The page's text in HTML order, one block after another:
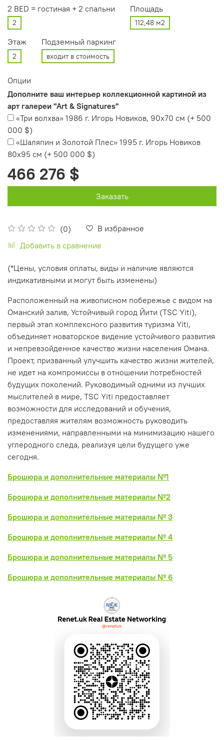
(0)
В избранное
Добавить в сравнение
2 BED = гостиная + 2 спальни
2
Площадь
112,48 м2
Этаж
2
Подземный паркинг
входит в стоимость
Опции
Дополните ваш интерьер коллекционной картиной из
арт галереи "Art & Signatures"
«Три волхва» 1986 г. Игорь Новиков, 90х70 см (+ 500
000 $)
«Шаляпин и Золотой Плес» 1995 г. Игорь Новиков
80х95 см (+ 500 000 $)
466 276 $
Заказать
(*Цены, условия оплаты, виды и наличие являются
индикативными и могут быть изменены)
Расположенный на живописном побережье с видом на
Оманский залив, Устойчивый город Йити (TSC Yiti),
первый этап комплексного развития туризма Yiti,
объединяет новаторское видение устойчивого развития
и непревзойденное качество жизни населения Омана.
Проект, призванный улучшить качество жизни жителей,
не идет на компромиссы в отношении потребностей
будущих поколений. Руководимый одними из лучших
мыслителей в мире, TSC Yiti предоставляет
возможности для исследований и обучения,
предоставляя жителям возможность руководить
изменениями, направленными на минимизацию нашего
углеродного следа, реализуя цели будущего уже
сегодня.
Брошюра и дополнительные материалы №1
Брошюра и дополнительные материалы №2
Брошюра и дополнительные материалы № 3
Брошюра и дополнительные материалы № 4
Брошюра и дополнительные материалы № 5
Брошюра и дополнительные материалы № 6